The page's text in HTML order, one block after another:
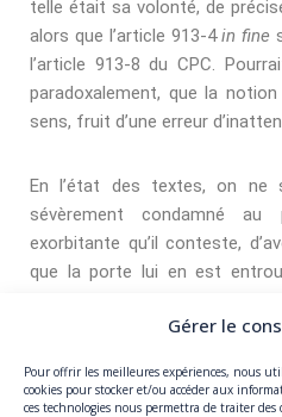
Gérer le
Pour offrir les meilleures expériences, nous
cookies pour stocker et/ou accéder aux
ces technologies nous permettra de traiter
telle était sa volonté, de
alors que l’article 913-4in ﬁne
l’article 913-8 du CPC.
paradoxalement, que la notion
sens, fruit d’une erreur
En l’état des textes, on ne
sévèrement condamné au
exorbitante qu’il conteste,
que la porte lui en est
s’en remettre à Conan Doyle ?